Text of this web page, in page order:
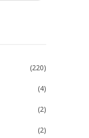
(220)
(4)
(2)
(2)